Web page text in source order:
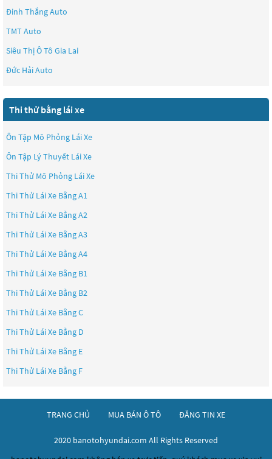
Đinh Thắng Auto
TMT Auto
Siêu Thị Ô Tô Gia Lai
Đức Hải Auto
Thi thử bằng lái xe
Ôn Tập Mô Phỏng Lái Xe
Ôn Tập Lý Thuyết Lái Xe
Thi Thử Mô Phỏng Lái Xe
Thi Thử Lái Xe Bằng A1
Thi Thử Lái Xe Bằng A2
Thi Thử Lái Xe Bằng A3
Thi Thử Lái Xe Bằng A4
Thi Thử Lái Xe Bằng B1
Thi Thử Lái Xe Bằng B2
Thi Thử Lái Xe Bằng C
Thi Thử Lái Xe Bằng D
Thi Thử Lái Xe Bằng E
Thi Thử Lái Xe Bằng F
TRANG CHỦ MUA BÁN Ô TÔ ĐĂNG TIN XE
2020 banotohyundai.com All Rights Reserved